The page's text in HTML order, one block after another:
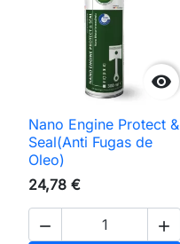

Nano Engine Protect &
Seal(Anti Fugas de
Oleo)
24,78 €
 